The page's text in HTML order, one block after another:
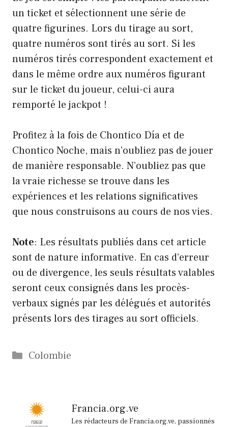
un ticket et sélectionnent une série de
quatre figurines. Lors du tirage au sort,
quatre numéros sont tirés au sort. Si les
numéros tirés correspondent exactement et
dans le même ordre aux numéros figurant
sur le ticket du joueur, celui-ci aura
remporté le jackpot !
Profitez à la fois de Chontico Día et de
Chontico Noche, mais n’oubliez pas de jouer
de manière responsable. N’oubliez pas que
la vraie richesse se trouve dans les
expériences et les relations significatives
que nous construisons au cours de nos vies.
Note: Les résultats publiés dans cet article
sont de nature informative. En cas d’erreur
ou de divergence, les seuls résultats valables
seront ceux consignés dans les procès-
verbaux signés par les délégués et autorités
présents lors des tirages au sort officiels.
Catégories
Colombie
Francia.org.ve
Les rédacteurs de Francia.org.ve, passionnés